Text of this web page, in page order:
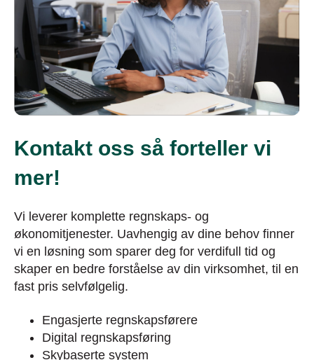
Kontakt oss så forteller vi
mer!
Vi leverer komplette regnskaps- og
økonomitjenester. Uavhengig av dine behov finner
vi en løsning som sparer deg for verdifull tid og
skaper en bedre forståelse av din virksomhet, til en
fast pris selvfølgelig.
Engasjerte regnskapsførere
Digital regnskapsføring
Skybaserte system